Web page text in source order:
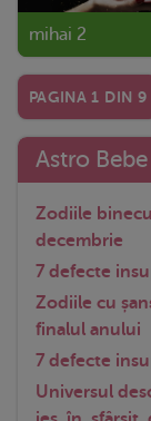
mihai 2
PAGINA 1 DIN 9
Astro Bebe
Zodiile
decembrie
7 defecte
Zodiile cu
finalul anului
7 defecte
Universul